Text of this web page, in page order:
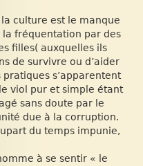
culture est le manque
fréquentation par des
filles( auxquelles ils
de survivre ou d’aider
s’apparentent
viol pur et simple étant
sans doute par le
due à la corruption.
du temps impunie,
à se sentir « le